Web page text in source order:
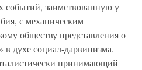
событий, заимствованную у
с механическим
обществу представления о
в духе социал-дарвинизма.
принимающий